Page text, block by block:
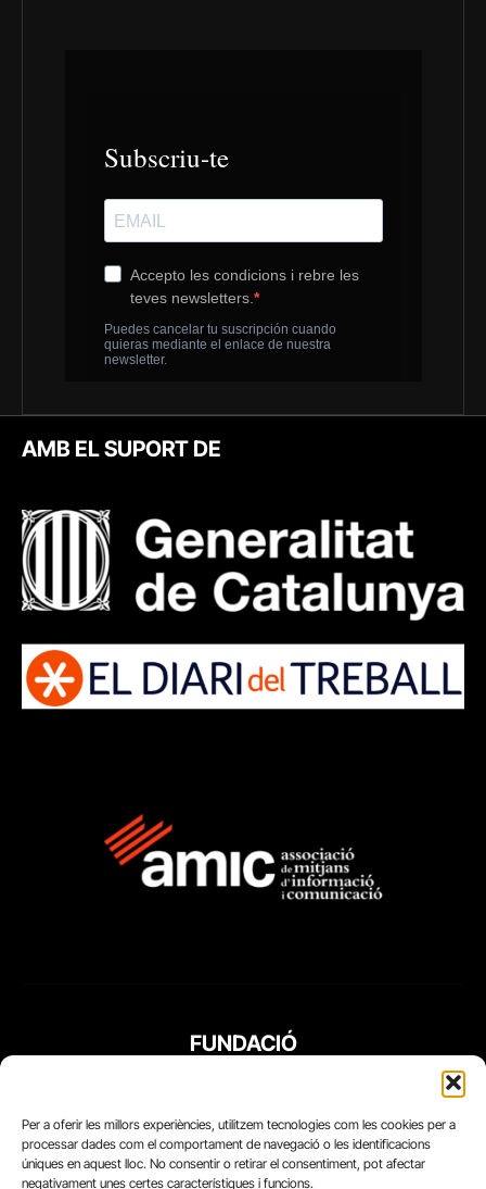
Per a oferir les millors experiències, utilitzem tecnologies com les cookies per a
processar dades com el comportament de navegació o les identificacions
úniques en aquest lloc. No consentir o retirar el consentiment, pot afectar
negativament unes certes característiques i funcions.
AMB EL SUPORT DE
FUNDACIÓ